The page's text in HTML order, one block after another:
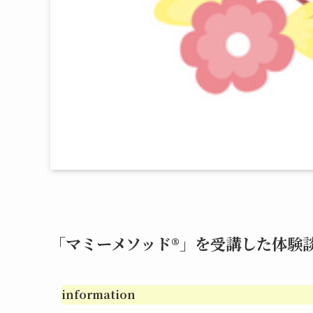
「マミーメソッド®︎」を受講した体験
information